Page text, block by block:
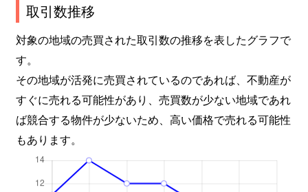
取引数推移
対象の地域の売買された取引数の推移を表したグラフで
す。
その地域が活発に売買されているのであれば、不動産が
すぐに売れる可能性があり、売買数が少ない地域であれ
ば競合する物件が少ないため、高い価格で売れる可能性
もあります。